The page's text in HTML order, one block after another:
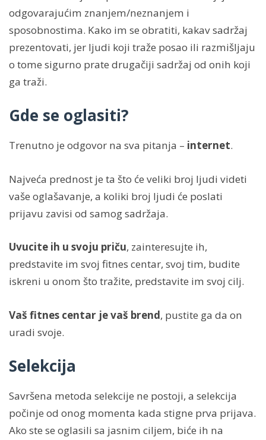
odgovarajućim znanjem/neznanjem i
sposobnostima. Kako im se obratiti, kakav sadržaj
prezentovati, jer ljudi koji traže posao ili razmišljaju
o tome sigurno prate drugačiji sadržaj od onih koji
ga traži.
Gde se oglasiti?
Trenutno je odgovor na sva pitanja – internet.
Najveća prednost je ta što će veliki broj ljudi videti
vaše oglašavanje, a koliki broj ljudi će poslati
prijavu zavisi od samog sadržaja.
Uvucite ih u svoju priču, zainteresujte ih,
predstavite im svoj fitnes centar, svoj tim, budite
iskreni u onom što tražite, predstavite im svoj cilj.
Vaš fitnes centar je vaš brend, pustite ga da on
uradi svoje.
Selekcija
Savršena metoda selekcije ne postoji, a selekcija
počinje od onog momenta kada stigne prva prijava.
Ako ste se oglasili sa jasnim ciljem, biće ih na